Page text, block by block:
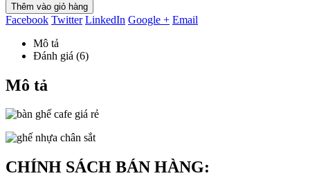
Thêm vào giỏ hàng
Facebook Twitter LinkedIn Google + Email
Mô tả
Đánh giá (6)
Mô tả
CHÍNH SÁCH BÁN HÀNG: